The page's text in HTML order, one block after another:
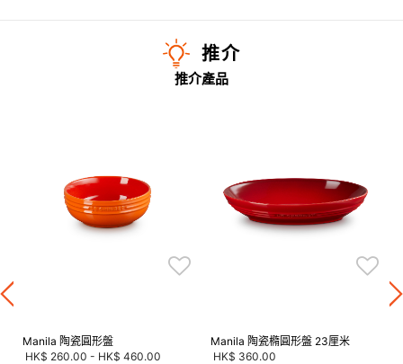
推介
推介產品
Manila 陶瓷圓形盤
HK$ 260.00 - HK$ 460.00
Manila 陶瓷橢圓形盤 23厘米
HK$ 360.00